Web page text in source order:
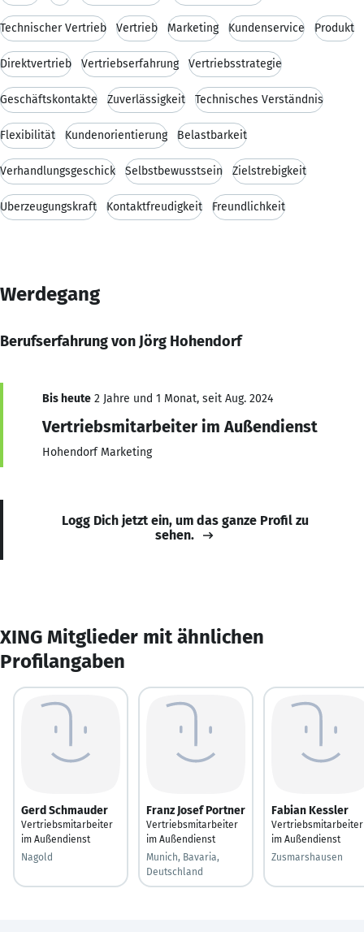
Technischer Vertrieb Vertrieb Marketing Kundenservice Produkt
Direktvertrieb Vertriebserfahrung Vertriebsstrategie
Geschäftskontakte Zuverlässigkeit Technisches Verständnis
Flexibilität Kundenorientierung Belastbarkeit
Verhandlungsgeschick Selbstbewusstsein Zielstrebigkeit
Überzeugungskraft Kontaktfreudigkeit Freundlichkeit
Werdegang
Berufserfahrung von Jörg Hohendorf
Bis heute 2 Jahre und 1 Monat, seit Aug. 2024
Vertriebsmitarbeiter im Außendienst
Hohendorf Marketing
Logg Dich jetzt ein, um das ganze Profil zu
sehen.
XING Mitglieder mit ähnlichen
Profilangaben
Gerd Schmauder
Vertriebsmitarbeiter
im Außendienst
Nagold
Franz Josef Portner
Vertriebsmitarbeiter
im Außendienst
Munich, Bavaria,
Deutschland
Fabian Kessler
Vertriebsmitarbeiter
im Außendienst
Zusmarshausen